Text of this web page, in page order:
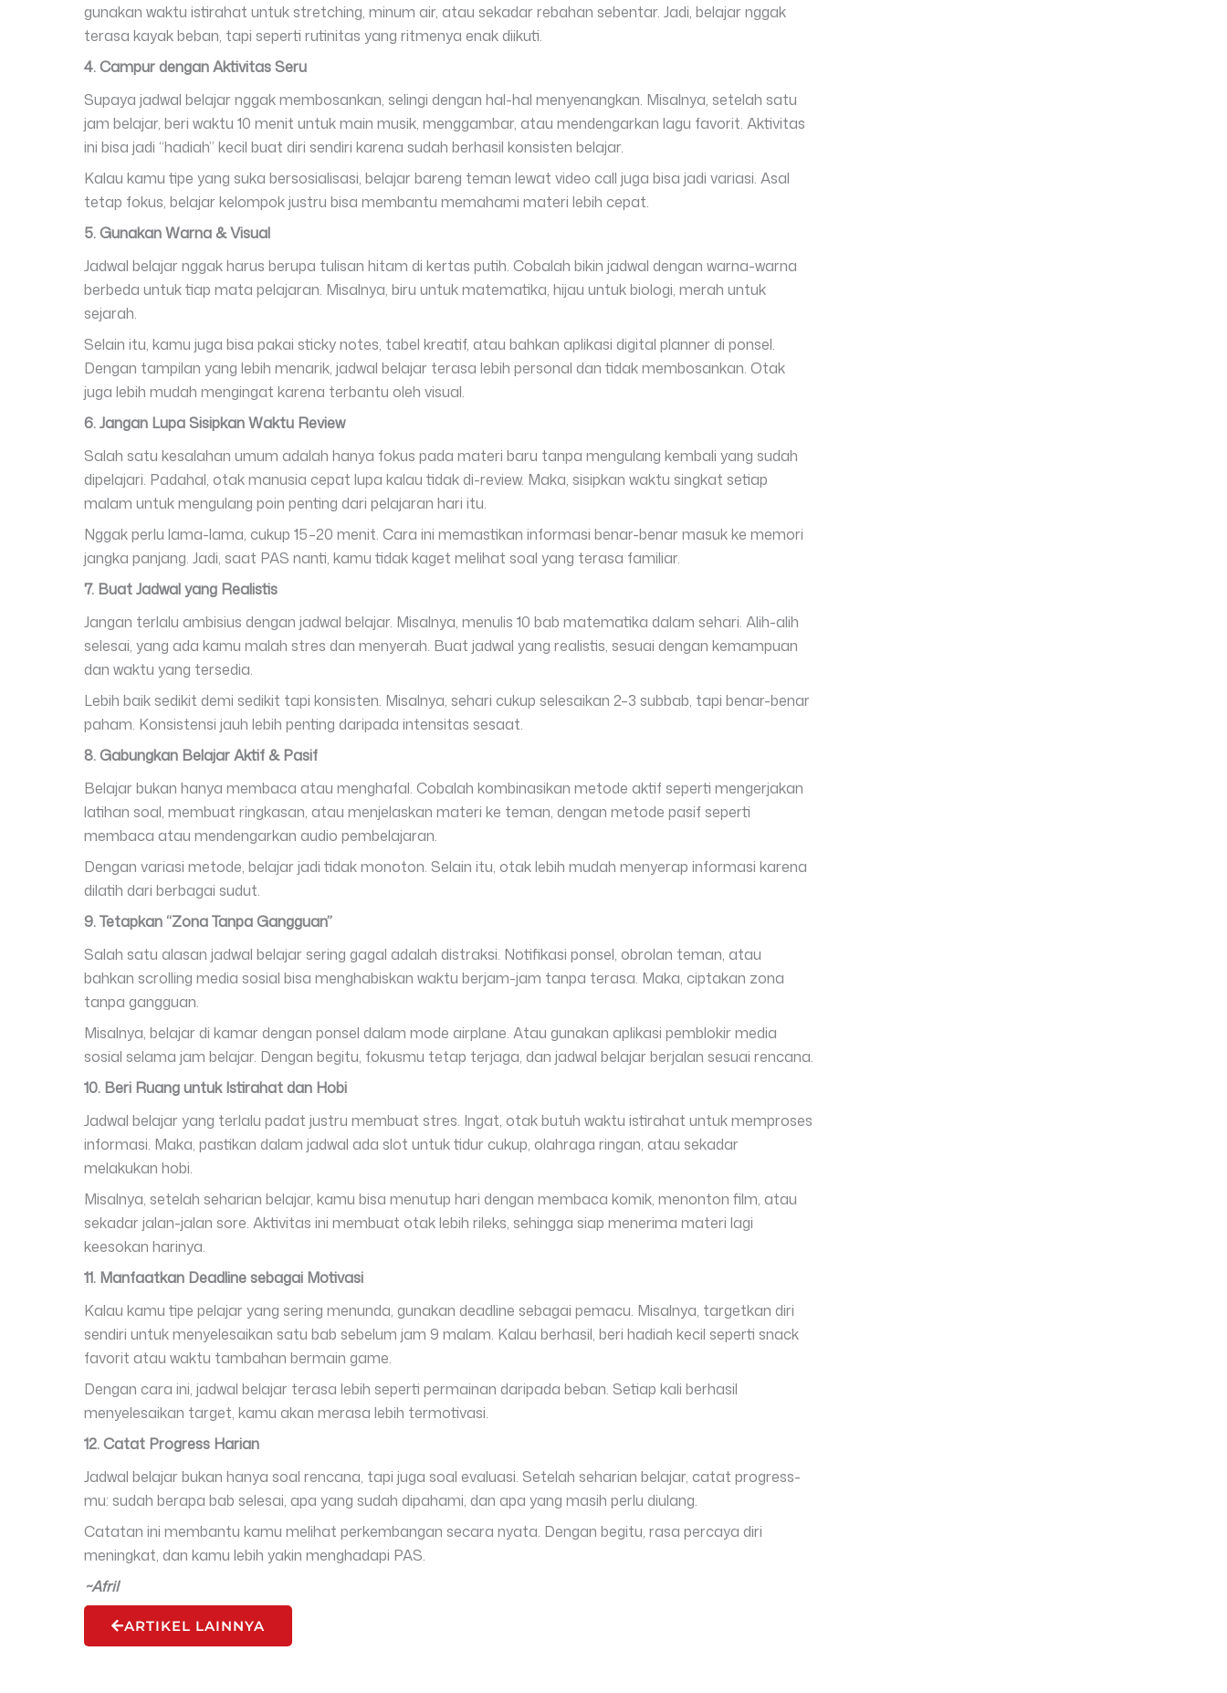
gunakan waktu istirahat untuk stretching, minum air, atau sekadar rebahan sebentar. Jadi, belajar nggak
terasa kayak beban, tapi seperti rutinitas yang ritmenya enak diikuti.
4. Campur dengan Aktivitas Seru
Supaya jadwal belajar nggak membosankan, selingi dengan hal-hal menyenangkan. Misalnya, setelah satu
jam belajar, beri waktu 10 menit untuk main musik, menggambar, atau mendengarkan lagu favorit. Aktivitas
ini bisa jadi “hadiah” kecil buat diri sendiri karena sudah berhasil konsisten belajar.
Kalau kamu tipe yang suka bersosialisasi, belajar bareng teman lewat video call juga bisa jadi variasi. Asal
tetap fokus, belajar kelompok justru bisa membantu memahami materi lebih cepat.
5. Gunakan Warna & Visual
Jadwal belajar nggak harus berupa tulisan hitam di kertas putih. Cobalah bikin jadwal dengan warna-warna
berbeda untuk tiap mata pelajaran. Misalnya, biru untuk matematika, hijau untuk biologi, merah untuk
sejarah.
Selain itu, kamu juga bisa pakai sticky notes, tabel kreatif, atau bahkan aplikasi digital planner di ponsel.
Dengan tampilan yang lebih menarik, jadwal belajar terasa lebih personal dan tidak membosankan. Otak
juga lebih mudah mengingat karena terbantu oleh visual.
6. Jangan Lupa Sisipkan Waktu Review
Salah satu kesalahan umum adalah hanya fokus pada materi baru tanpa mengulang kembali yang sudah
dipelajari. Padahal, otak manusia cepat lupa kalau tidak di-review. Maka, sisipkan waktu singkat setiap
malam untuk mengulang poin penting dari pelajaran hari itu.
Nggak perlu lama-lama, cukup 15–20 menit. Cara ini memastikan informasi benar-benar masuk ke memori
jangka panjang. Jadi, saat PAS nanti, kamu tidak kaget melihat soal yang terasa familiar.
7. Buat Jadwal yang Realistis
Jangan terlalu ambisius dengan jadwal belajar. Misalnya, menulis 10 bab matematika dalam sehari. Alih-alih
selesai, yang ada kamu malah stres dan menyerah. Buat jadwal yang realistis, sesuai dengan kemampuan
dan waktu yang tersedia.
Lebih baik sedikit demi sedikit tapi konsisten. Misalnya, sehari cukup selesaikan 2–3 subbab, tapi benar-benar
paham. Konsistensi jauh lebih penting daripada intensitas sesaat.
8. Gabungkan Belajar Aktif & Pasif
Belajar bukan hanya membaca atau menghafal. Cobalah kombinasikan metode aktif seperti mengerjakan
latihan soal, membuat ringkasan, atau menjelaskan materi ke teman, dengan metode pasif seperti
membaca atau mendengarkan audio pembelajaran.
Dengan variasi metode, belajar jadi tidak monoton. Selain itu, otak lebih mudah menyerap informasi karena
dilatih dari berbagai sudut.
9. Tetapkan “Zona Tanpa Gangguan”
Salah satu alasan jadwal belajar sering gagal adalah distraksi. Notifikasi ponsel, obrolan teman, atau
bahkan scrolling media sosial bisa menghabiskan waktu berjam-jam tanpa terasa. Maka, ciptakan zona
tanpa gangguan.
Misalnya, belajar di kamar dengan ponsel dalam mode airplane. Atau gunakan aplikasi pemblokir media
sosial selama jam belajar. Dengan begitu, fokusmu tetap terjaga, dan jadwal belajar berjalan sesuai rencana.
10. Beri Ruang untuk Istirahat dan Hobi
Jadwal belajar yang terlalu padat justru membuat stres. Ingat, otak butuh waktu istirahat untuk memproses
informasi. Maka, pastikan dalam jadwal ada slot untuk tidur cukup, olahraga ringan, atau sekadar
melakukan hobi.
Misalnya, setelah seharian belajar, kamu bisa menutup hari dengan membaca komik, menonton film, atau
sekadar jalan-jalan sore. Aktivitas ini membuat otak lebih rileks, sehingga siap menerima materi lagi
keesokan harinya.
11. Manfaatkan Deadline sebagai Motivasi
Kalau kamu tipe pelajar yang sering menunda, gunakan deadline sebagai pemacu. Misalnya, targetkan diri
sendiri untuk menyelesaikan satu bab sebelum jam 9 malam. Kalau berhasil, beri hadiah kecil seperti snack
favorit atau waktu tambahan bermain game.
Dengan cara ini, jadwal belajar terasa lebih seperti permainan daripada beban. Setiap kali berhasil
menyelesaikan target, kamu akan merasa lebih termotivasi.
12. Catat Progress Harian
Jadwal belajar bukan hanya soal rencana, tapi juga soal evaluasi. Setelah seharian belajar, catat progress-
mu: sudah berapa bab selesai, apa yang sudah dipahami, dan apa yang masih perlu diulang.
Catatan ini membantu kamu melihat perkembangan secara nyata. Dengan begitu, rasa percaya diri
meningkat, dan kamu lebih yakin menghadapi PAS.
~Afril
ARTIKEL LAINNYA